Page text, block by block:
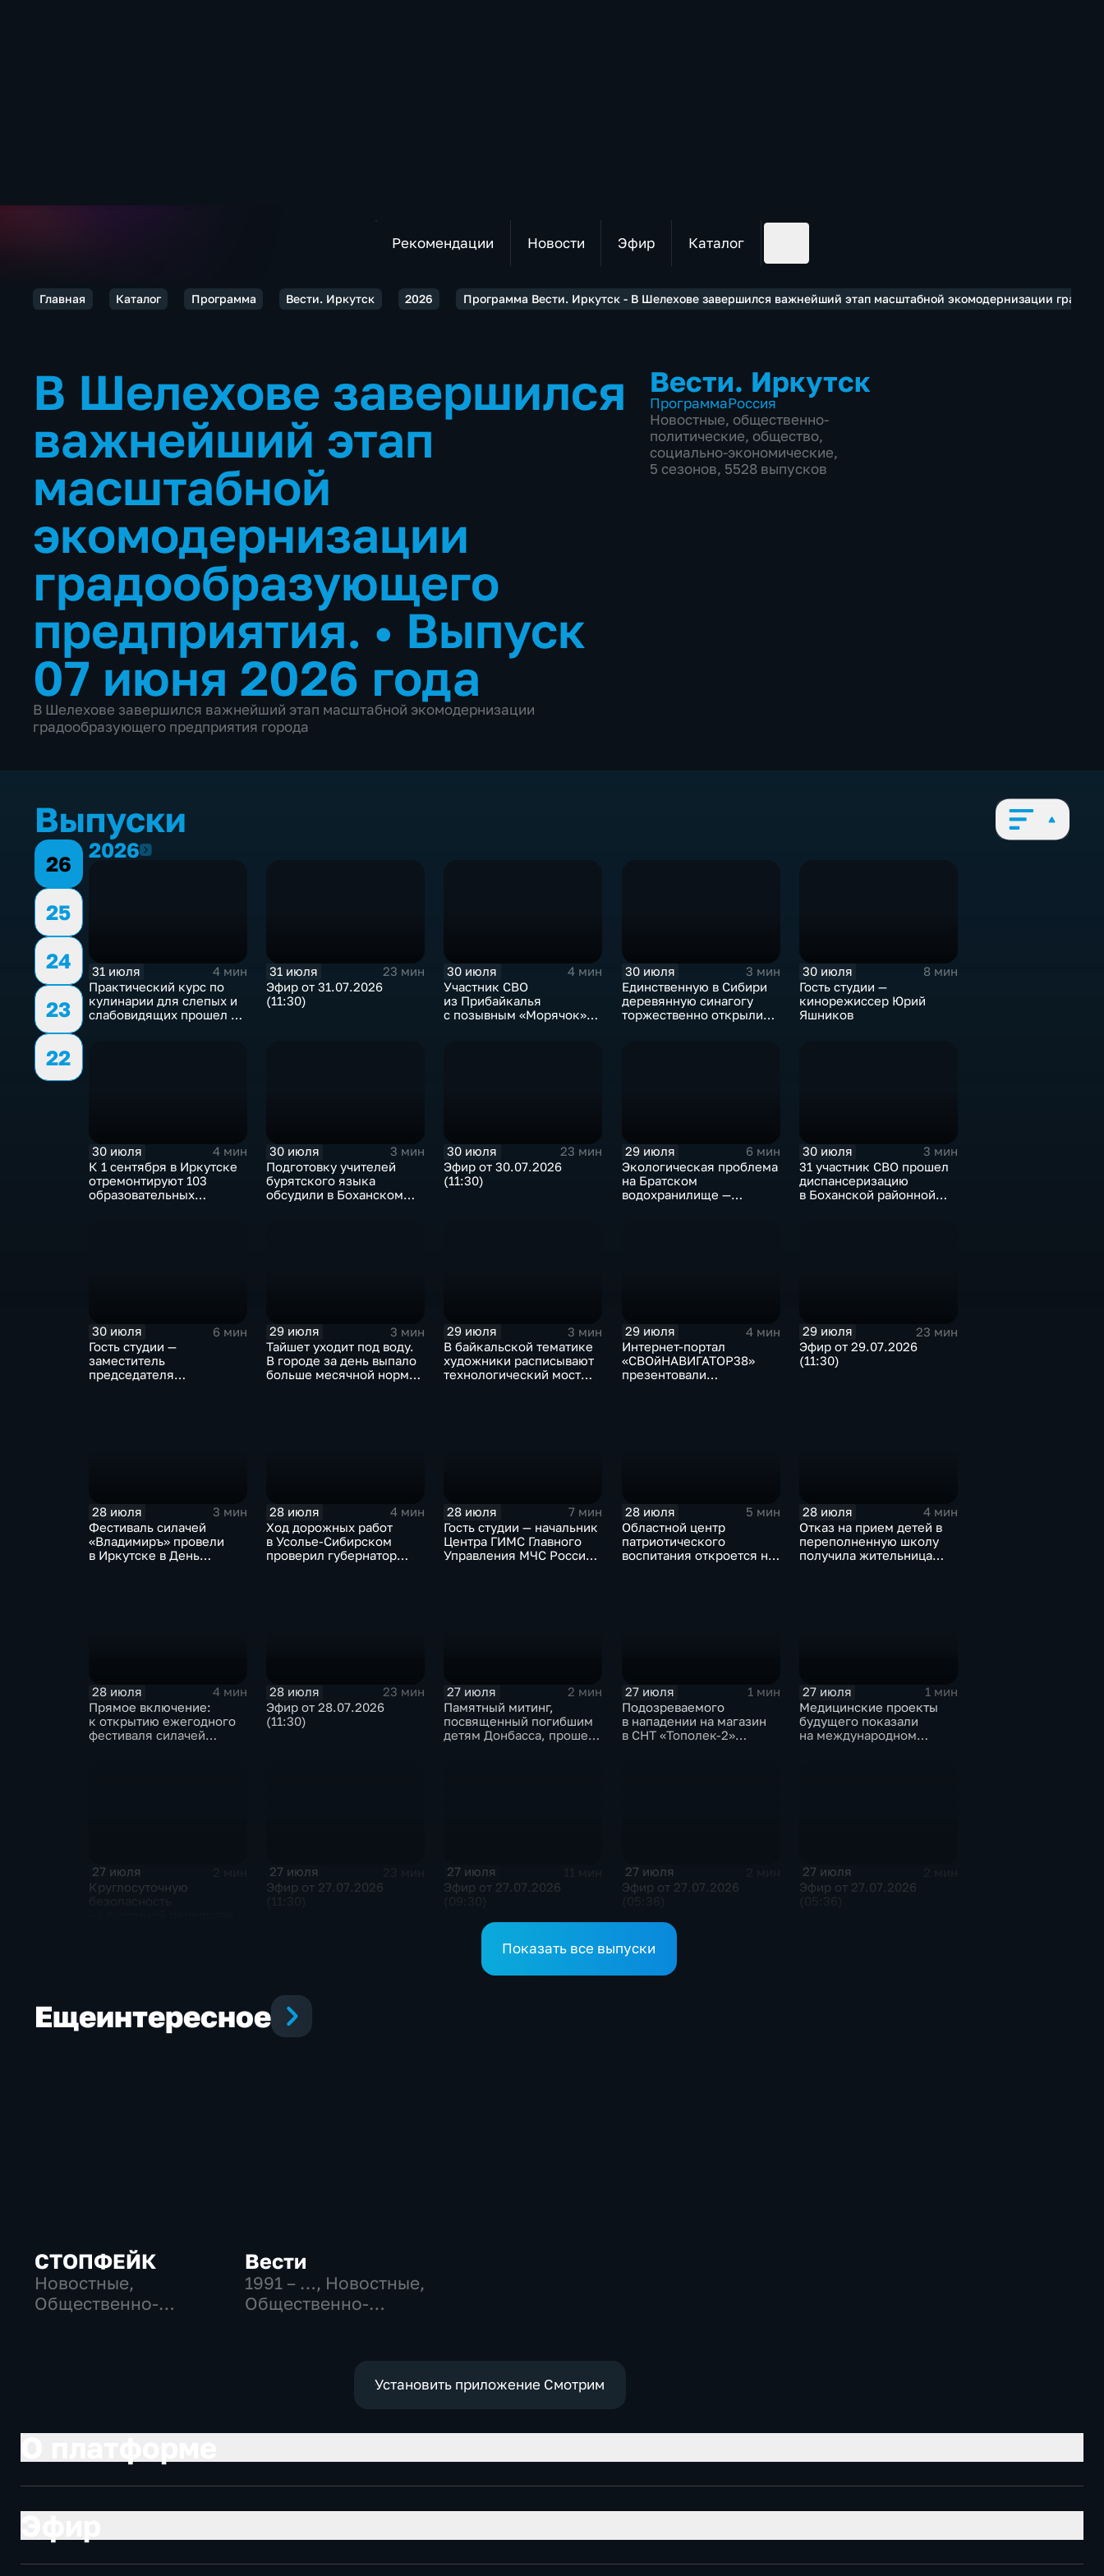
Рекомендации Новости Эфир Каталог
Главная Каталог Программа Вести. Иркутск 2026 Программа Вести. Иркутск - В Шелехове завершился важнейший этап масштабной экомодернизации
В Шелехове завершился
важнейший этап
масштабной
экомодернизации
градообразующего
предприятия. • Выпуск
07 июня 2026 года
В Шелехове завершился важнейший этап масштабной экомодернизации
градообразующего предприятия города
Вести. Иркутск
ПрограммаРоссия
Новостные, общественно-
политические, общество,
социально-экономические,
5 сезонов, 5528 выпусков
Выпуски
26
25
24
23
22
20262026
31 июля
4 мин
Практический курс по
кулинарии для слепых и
слабовидящих прошел в
31 июля
23 мин
Эфир от 31.07.2026
(11:30)
30 июля
4 мин
Участник СВО
из Прибайкалья
с позывным «Морячок»
30 июля
3 мин
Единственную в Сибири
деревянную синагогу
торжественно открыли
30 июля
8 мин
Гость студии —
кинорежиссер Юрий
Яшников
30 июля
4 мин
К 1 сентября в Иркутске
отремонтируют 103
образовательных
30 июля
3 мин
Подготовку учителей
бурятского языка
обсудили в Боханском
30 июля
23 мин
Эфир от 30.07.2026
(11:30)
29 июля
6 мин
Экологическая проблема
на Братском
водохранилище —
30 июля
3 мин
31 участник СВО прошел
диспансеризацию
в Боханской районной
30 июля
6 мин
Гость студии —
заместитель
председателя
29 июля
3 мин
Тайшет уходит под воду.
В городе за день выпало
больше месячной нормы
29 июля
3 мин
В байкальской тематике
художники расписывают
технологический мост
29 июля
4 мин
Интернет-портал
«СВОйНАВИГАТОР38»
презентовали
29 июля
23 мин
Эфир от 29.07.2026
(11:30)
28 июля
3 мин
Фестиваль силачей
«Владимиръ» провели
в Иркутске в День
28 июля
4 мин
Ход дорожных работ
в Усолье-Сибирском
проверил губернатор
28 июля
7 мин
Гость студии — начальник
Центра ГИМС Главного
Управления МЧС России
28 июля
5 мин
Областной центр
патриотического
воспитания откроется на
28 июля
4 мин
Отказ на прием детей в
переполненную школу
получила жительница
28 июля
4 мин
Прямое включение:
к открытию ежегодного
фестиваля силачей
28 июля
23 мин
Эфир от 28.07.2026
(11:30)
27 июля
2 мин
Памятный митинг,
посвященный погибшим
детям Донбасса, прошел
27 июля
1 мин
Подозреваемого
в нападении на магазин
в СНТ «Тополек-2»
27 июля
1 мин
Медицинские проекты
будущего показали
на международном
27 июля
Круглосуточную
27 июля
Эфир от 27.07.2026
27 июля
Эфир от 27.07.2026
27 июля
Эфир от 27.07.2026
27 июля
Эфир от 27.07.2026
Показать все выпуски
Ещеинтересное
СТОПФЕЙК
Новостные,
Общественно-
Вести
1991 – …, Новостные,
Общественно-
Установить приложение Смотрим